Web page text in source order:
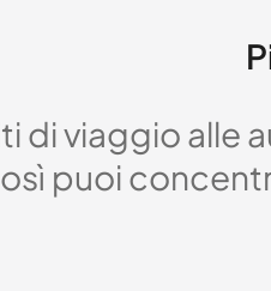
di viaggio alle
puoi